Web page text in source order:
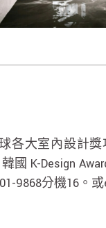
各大室內設計獎
韓國 K-Design
9868分機16。